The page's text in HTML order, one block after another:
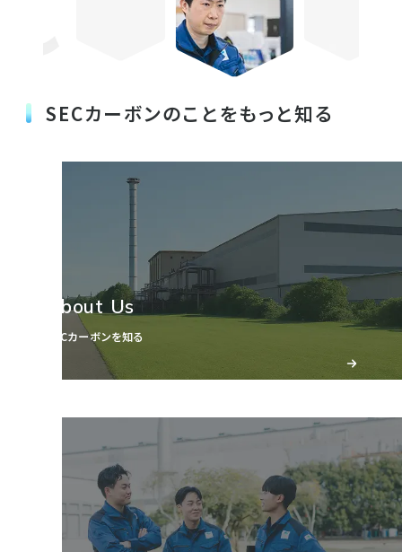
世界を舞台に活躍！
アルミ製錬を支えるグローバル営業
アルミニウムを製錬する電解炉の内部で使われる、カ
各国のお客様を訪問し、製品の使用状況や課題のヒ
アリング、価格交渉、梱包、出荷などの業務がありま
海外のお客様と社内の架け橋として、想いの一つ
ひとつを繋いで。
2019年新卒入社
粉成 生産部門
粉成工程は、製品の形を作る最初の工程であり、「粉
砕」「配合・捏合」「成形」に分かれています。
「粉砕」原材料を所定の粒度に粉砕・篩い分けします。
「配合・捏合」配合基準に従って計量配合をした後、混
合・捏合します。
「成形」押出プレスにより、所定の形状・寸法に整えま
各工程とも安定した品質になるように温度、時間や成
す。制御室での管理に加え、定期的に現物の監視・確
認も行っています。
設計やプロセス改善を通して、より良い製
より良い製品づくりのために、製品の配合や製造条件
に向けた調査をします。自ら考えた設計をもとに、製
造現場と連携を重ね、お客様の要求を満たす製品や
品質改善を行います。
コミュニケーションを大切に、より良い品質の製品
づくりを。
SECカーボンのことをもっと知る
About Us
SECカーボンを知る